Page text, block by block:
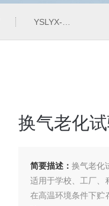
YSLYX-010防水试验设备
换气老化
简要描述： 换气老化
适用于学校、工厂、
在高温环境条件下贮